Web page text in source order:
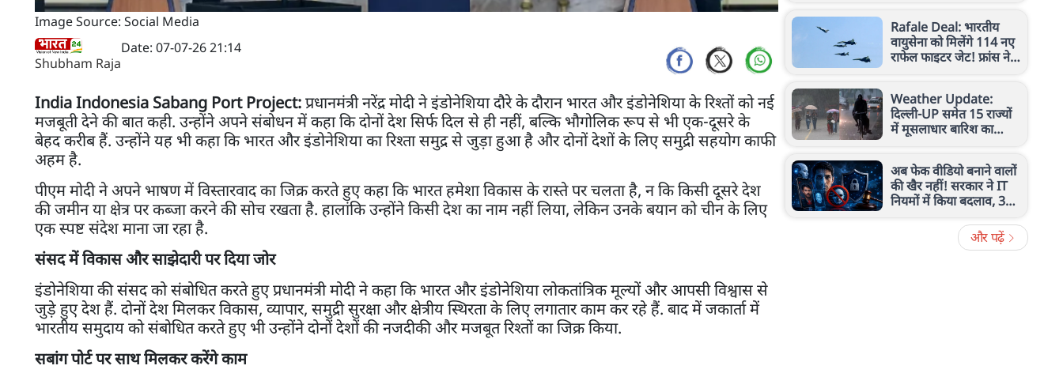
Image Source: Social Media
Shubham Raja
Date: 07-07-26 21:14
India Indonesia Sabang Port Project:प्रधानमंत्री नरेंद्र मोदी ने इंडोनेशिया दौरे के दौरान भारत और इंडोनेशिया के रिश्तों को नई
मजबूती देने की बात कही. उन्होंने अपने संबोधन में कहा कि दोनों देश सिर्फ दिल से ही नहीं, बल्कि भौगोलिक रूप से भी एक-दूसरे के
बेहद करीब हैं. उन्होंने यह भी कहा कि भारत और इंडोनेशिया का रिश्ता समुद्र से जुड़ा हुआ है और दोनों देशों के लिए समुद्री सहयोग काफी
अहम है.
पीएम मोदी ने अपने भाषण में विस्तारवाद का जिक्र करते हुए कहा कि भारत हमेशा विकास के रास्ते पर चलता है, न कि किसी दूसरे देश
की जमीन या क्षेत्र पर कब्जा करने की सोच रखता है. हालांकि उन्होंने किसी देश का नाम नहीं लिया, लेकिन उनके बयान को चीन के लिए
एक स्पष्ट संदेश माना जा रहा है.
संसद में विकास और साझेदारी पर दिया जोर
इंडोनेशिया की संसद को संबोधित करते हुए प्रधानमंत्री मोदी ने कहा कि भारत और इंडोनेशिया लोकतांत्रिक मूल्यों और आपसी विश्वास से
जुड़े हुए देश हैं. दोनों देश मिलकर विकास, व्यापार, समुद्री सुरक्षा और क्षेत्रीय स्थिरता के लिए लगातार काम कर रहे हैं. बाद में जकार्ता में
भारतीय समुदाय को संबोधित करते हुए भी उन्होंने दोनों देशों की नजदीकी और मजबूत रिश्तों का जिक्र किया.
सबांग पोर्ट पर साथ मिलकर करेंगे काम
Rafale Deal: भारतीय
वायुसेना को मिलेंगे 114 नए
राफेल फाइटर जेट! फ्रांस ने
Weather Update:
दिल्ली-UP समेत 15 राज्यों
में मूसलाधार बारिश का
अब फेक वीडियो बनाने वालों
की खैर नहीं! सरकार ने IT
नियमों में किया बदलाव, 3
और पढ़ें